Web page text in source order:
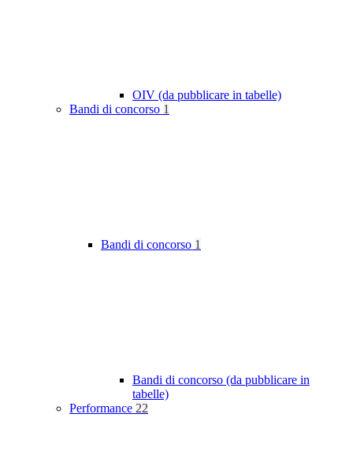
OIV (da pubblicare in tabelle)
Bandi di concorso 1
Bandi di concorso 1
Bandi di concorso (da pubblicare in
tabelle)
Performance 22